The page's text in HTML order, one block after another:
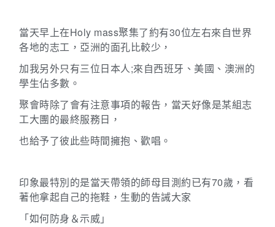
當天早上在Holy mass聚集了約有30位左右來自世界
各地的志工， 亞洲的面孔比較少，
加我另外只有三位日本人;來自西班牙、美國、澳洲的
學生佔多數。
聚會時除了會有注意事項的報告，當天好像是某組志
工大團的最終服務日，
也給予了彼此些時間擁抱、歡唱。
印象最特別的是當天帶領的師母目測約已有70歲，看
著他拿起自己的拖鞋，生動的告誡大家
「如何防身＆示威」